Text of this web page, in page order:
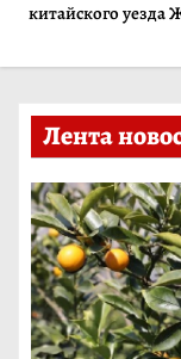
о
китайского уезда
Лента